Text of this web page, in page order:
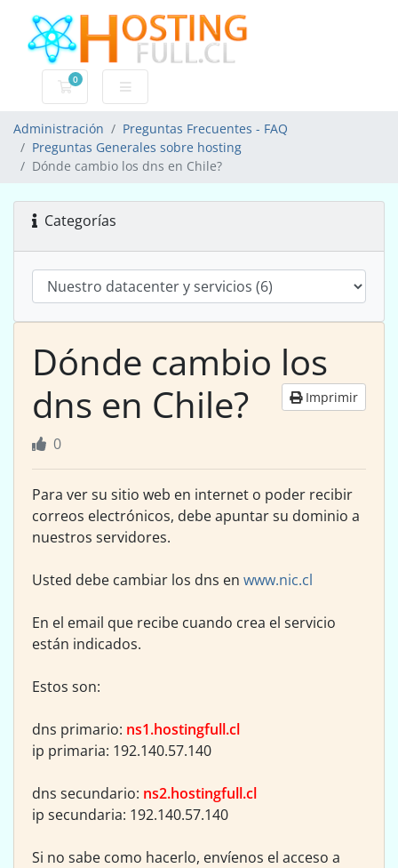
0
Carro de Pedidos
Administración
Preguntas Frecuentes - FAQ
Preguntas Generales sobre hosting
Dónde cambio los dns en Chile?
Categorías
Dónde cambio los
dns en Chile?
Imprimir
0
Para ver su sitio web en internet o poder recibir
correos electrónicos, debe apuntar su dominio a
nuestros servidores.
Usted debe cambiar los dns en www.nic.cl
En el email que recibe cuando crea el servicio
están indicados.
Estos son:
dns primario: ns1.hostingfull.cl
ip primaria: 192.140.57.140
dns secundario: ns2.hostingfull.cl
ip secundaria: 192.140.57.140
Si no sabe como hacerlo, envíenos el acceso a